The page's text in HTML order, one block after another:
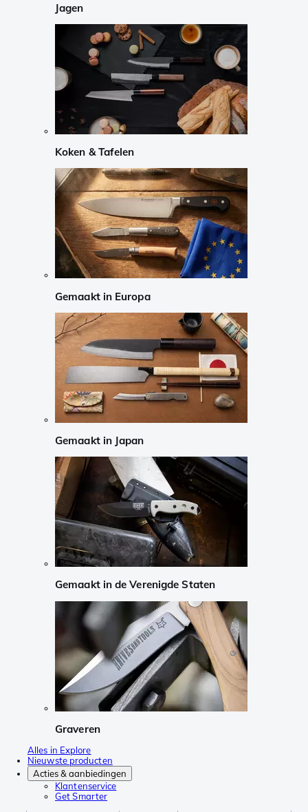
Jagen
Koken & Tafelen
Gemaakt in Europa
Gemaakt in Japan
Gemaakt in de Verenigde Staten
Graveren
Alles in Explore
Nieuwste producten
Acties & aanbiedingen
Klantenservice
Get Smarter